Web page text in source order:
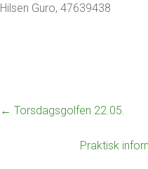
n
Hilsen Guro, 47639438
← Torsdagsgolfen 22.05.
Praktisk